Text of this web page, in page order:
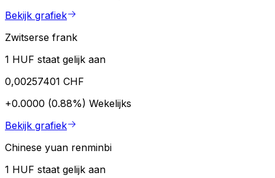
Bekijk grafiek
Zwitserse frank
1 HUF staat gelijk aan
0,00257401 CHF
+0.0000 (0.88%) Wekelijks
Bekijk grafiek
Chinese yuan renminbi
1 HUF staat gelijk aan